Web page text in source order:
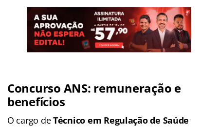
Concurso ANS: remuneração e
benefícios
O cargo deTécnico em Regulação de Saúde